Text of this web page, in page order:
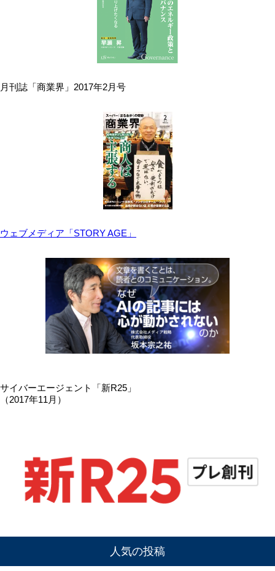
月刊誌「商業界」2017年2月号
ウェブメディア「STORY AGE」
サイバーエージェント「新R25」
（2017年11月）
人気の投稿